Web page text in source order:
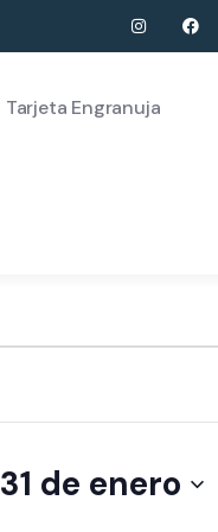
Tarjeta Engranuja
31 de enero